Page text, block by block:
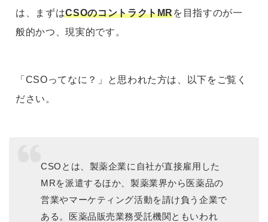
は、まずはCSOのコントラクトMRを目指すのが一
般的かつ、現実的です。
「CSOってなに？」と思われた方は、以下をご覧く
ださい。
CSOとは、製薬企業に自社が直接雇用した
MRを派遣するほか、製薬業界から医薬品の
営業やマーケティング活動を請け負う企業で
ある。医薬品販売業務受託機関ともいわれ